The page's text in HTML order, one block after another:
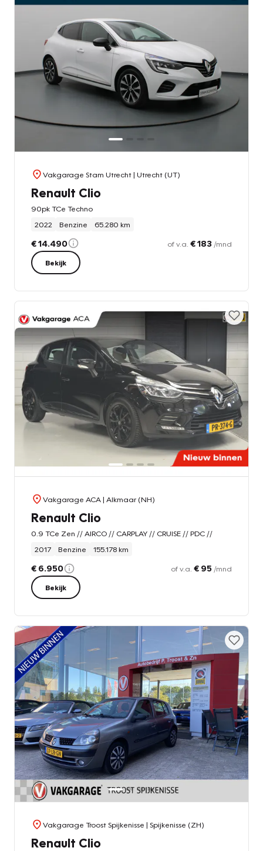
Vakgarage Stam Utrecht| Utrecht (UT)
Renault Clio
90pk TCe Techno
2022
Benzine 65.280 km
€ 14.490 of v.a. € 183 /mnd
Bekijk
Vakgarage ACA| Alkmaar (NH)
Renault Clio
0.9 TCe Zen // AIRCO // CARPLAY // CRUISE // PDC //
2017
Benzine 155.178 km
€ 6.950 of v.a. € 95 /mnd
Bekijk
Vakgarage Troost Spijkenisse | Spijkenisse (ZH)
Renault Clio